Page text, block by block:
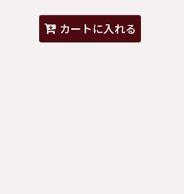
カートに入れる